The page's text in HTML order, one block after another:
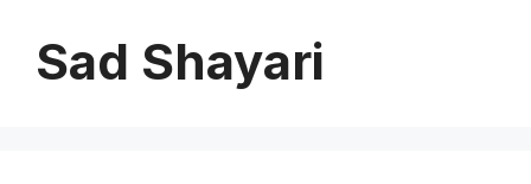
Sad Shayari